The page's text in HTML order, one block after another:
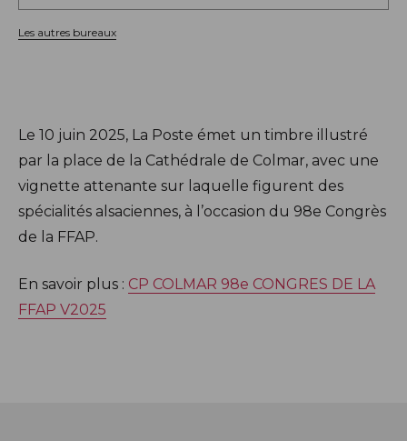
Les autres bureaux
Le 10 juin 2025, La Poste émet un timbre illustré
par la place de la Cathédrale de Colmar, avec une
vignette attenante sur laquelle figurent des
spécialités alsaciennes, à l’occasion du 98e Congrès
de la FFAP.
En savoir plus : CP COLMAR 98e CONGRES DE LA
FFAP V2025